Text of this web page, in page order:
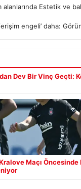
alanlarında Estetik ve
engeli’ daha:
Dev Bir Vinç Geçti:
Maçı Öncesinde